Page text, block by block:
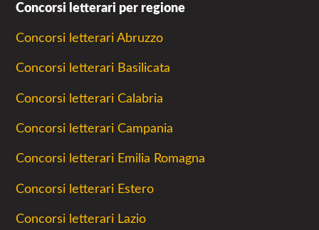
Concorsi letterari per regione
Concorsi letterari Abruzzo
Concorsi letterari Basilicata
Concorsi letterari Calabria
Concorsi letterari Campania
Concorsi letterari Emilia Romagna
Concorsi letterari Estero
Concorsi letterari Lazio